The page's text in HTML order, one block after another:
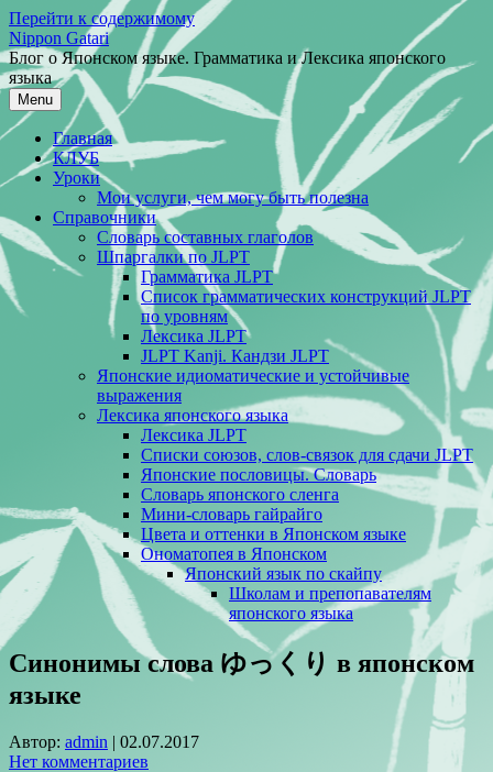
Перейти к содержимому
Nippon Gatari
Блог о Японском языке. Грамматика и Лексика японского
языка
Menu
Главная
КЛУБ
Уроки
Мои услуги, чем могу быть полезна
Справочники
Словарь составных глаголов
Шпаргалки по JLPT
Грамматика JLPT
Список грамматических конструкций JLPT
по уровням
Лексика JLPT
JLPT Kanji. Кандзи JLPT
Японские идиоматические и устойчивые
выражения
Лексика японского языка
Лексика JLPT
Списки союзов, слов-связок для сдачи JLPT
Японские пословицы. Словарь
Словарь японского сленга
Мини-словарь гайрайго
Цвета и оттенки в Японском языке
Ономатопея в Японском
Японский язык по скайпу
Школам и препопавателям
японского языка
Синонимы слова ゆっくり в японском
языке
Автор: admin | 02.07.2017
Нет комментариев